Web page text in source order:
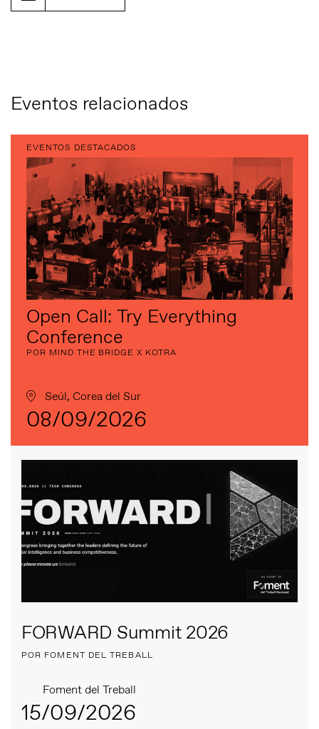
Eventos relacionados
EVENTOS DESTACADOS
Open Call: Try Everything
Conference
POR MIND THE BRIDGE X KOTRA
Seúl, Corea del Sur
08/09/2026
FORWARD Summit 2026
POR FOMENT DEL TREBALL
Foment del Treball
15/09/2026